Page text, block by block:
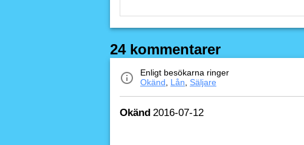
24 kommentarer
Enligt besökarna ringer
Okänd
Lån Säljare
Okänd 2016-07-12